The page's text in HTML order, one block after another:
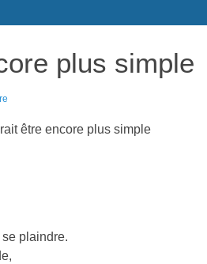
plus simple
être encore plus simple
plaindre.